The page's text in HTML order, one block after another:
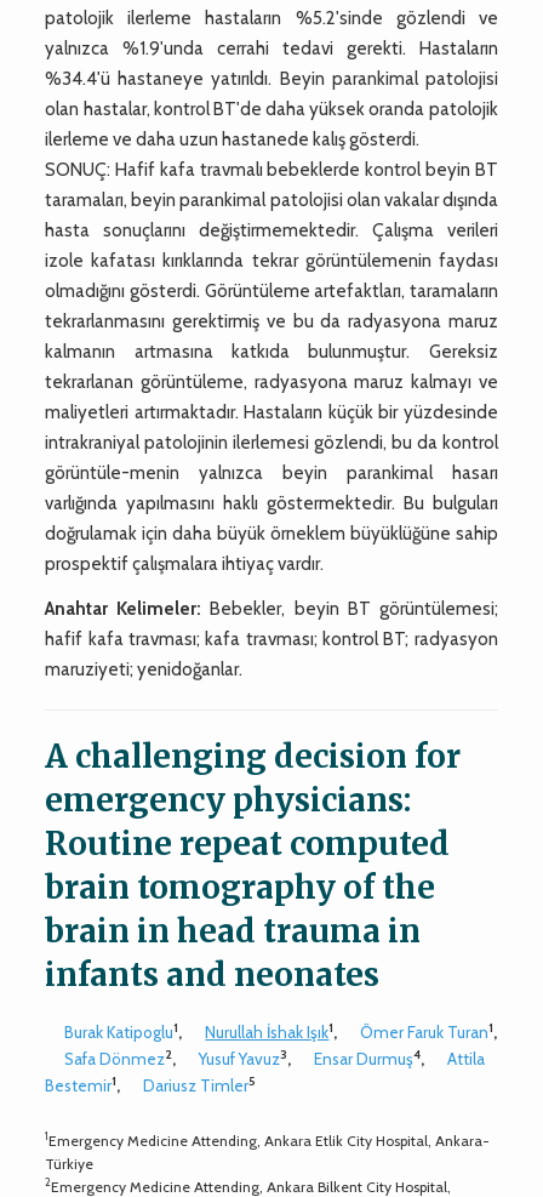
patolojik ilerleme hastaların %5.2'sinde gözlendi ve
yalnızca %1.9'unda cerrahi tedavi gerekti. Hastaların
%34.4'ü hastaneye yatırıldı. Beyin parankimal patolojisi
olan hastalar, kontrol BT'de daha yüksek oranda patolojik
ilerleme ve daha uzun hastanede kalış gösterdi.
SONUÇ: Hafif kafa travmalı bebeklerde kontrol beyin BT
taramaları, beyin parankimal patolojisi olan vakalar dışında
hasta sonuçlarını değiştirmemektedir. Çalışma verileri
izole kafatası kırıklarında tekrar görüntülemenin faydası
olmadığını gösterdi. Görüntüleme artefaktları, taramaların
tekrarlanmasını gerektirmiş ve bu da radyasyona maruz
kalmanın artmasına katkıda bulunmuştur. Gereksiz
tekrarlanan görüntüleme, radyasyona maruz kalmayı ve
maliyetleri artırmaktadır. Hastaların küçük bir yüzdesinde
intrakraniyal patolojinin ilerlemesi gözlendi, bu da kontrol
görüntüle-menin yalnızca beyin parankimal hasarı
varlığında yapılmasını haklı göstermektedir. Bu bulguları
doğrulamak için daha büyük örneklem büyüklüğüne sahip
prospektif çalışmalara ihtiyaç vardır.
Anahtar Kelimeler: Bebekler, beyin BT görüntülemesi;
hafif kafa travması; kafa travması; kontrol BT; radyasyon
maruziyeti; yenidoğanlar.
A challenging decision for
emergency physicians:
Routine repeat computed
brain tomography of the
brain in head trauma in
infants and neonates
Burak Katipoglu1, Nurullah İshak Işık1, Ömer Faruk Turan1,
Safa Dönmez2, Yusuf Yavuz3, Ensar Durmuş4,
Attila
Bestemir1, Dariusz Timler5
1Emergency Medicine Attending, Ankara Etlik City Hospital, Ankara-
Türkiye
2Emergency Medicine Attending, Ankara Bilkent City Hospital,